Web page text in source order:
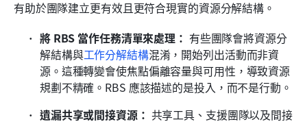
有助於團隊建立更有效且更符合現實的資源分解結構。
將 RBS 當作任務清單來處理： 有些團隊會將資源分
解結構與工作分解結構混淆，開始列出活動而非資
源。這種轉變會使焦點偏離容量與可用性，導致資源
規劃不精確。RBS 應該描述的是投入，而不是行動。
遺漏共享或間接資源： 共享工具、支援團隊以及間接